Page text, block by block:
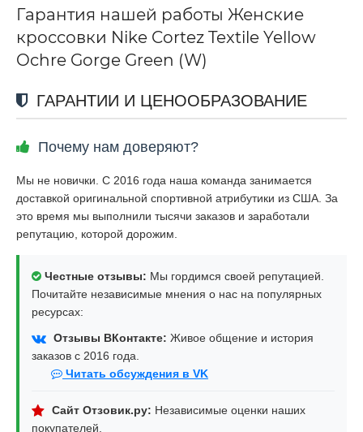
Гарантия нашей работы Женские
кроссовки Nike Cortez Textile Yellow
Ochre Gorge Green (W)
ГАРАНТИИ И ЦЕНООБРАЗОВАНИЕ
Почему нам доверяют?
Мы не новички. С 2016 года наша команда занимается
доставкой оригинальной спортивной атрибутики из США. За
это время мы выполнили тысячи заказов и заработали
репутацию, которой дорожим.
Честные отзывы: Мы гордимся своей репутацией.
Почитайте независимые мнения о нас на популярных
ресурсах:
Отзывы ВКонтакте: Живое общение и история
заказов с 2016 года.
Читать обсуждения в VK
Сайт Отзовик.ру: Независимые оценки наших
покупателей.